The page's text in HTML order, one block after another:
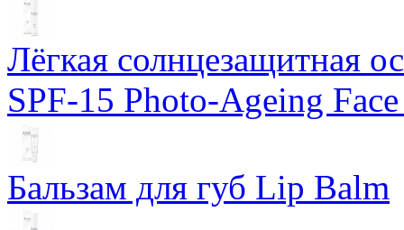
Лёгкая солнцезащитная
SPF-15 Photo-Ageing
Бальзам для губ Lip Balm